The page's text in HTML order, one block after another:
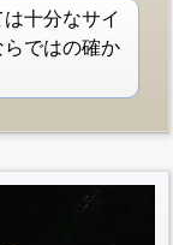
十分なサイ
ではの確か